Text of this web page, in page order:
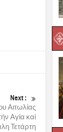
Next :
Αιτωλίας
Αγία καί
Τετάρτη